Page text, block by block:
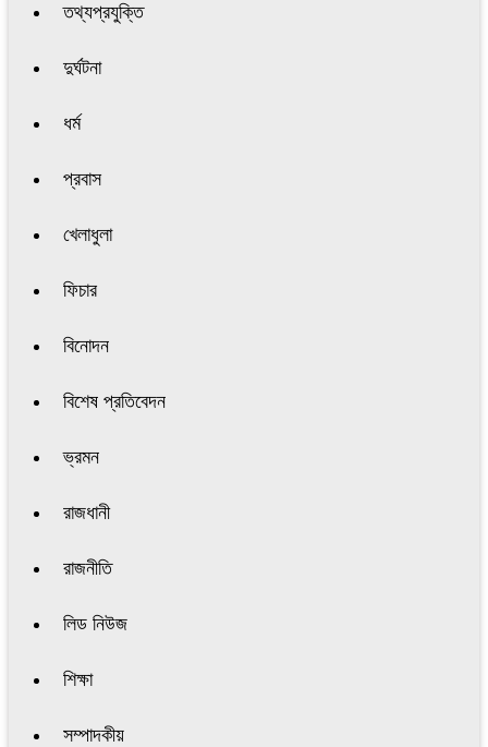
তথ্যপ্রযুক্তি
দুর্ঘটনা
ধর্ম
প্রবাস
খেলাধুলা
ফিচার
বিনোদন
বিশেষ প্রতিবেদন
ভ্রমন
রাজধানী
রাজনীতি
লিড নিউজ
শিক্ষা
সম্পাদকীয়